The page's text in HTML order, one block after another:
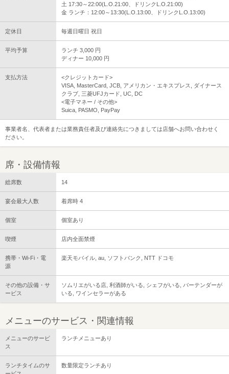
土 17:30～22:00(L.O.21:00、ドリンクL.O.21:00)
金 ランチ：12:00～13:30(L.O.13:00、ドリンクL.O.13:00)
定休日 毎週日曜日 祝日
平均予算
ランチ 3,000 円
ディナー 10,000 円
支払方法
<クレジットカード>
VISA, MasterCard, JCB, アメリカン・エキスプレス, ダイナース
クラブ, 三菱UFJカード, UC, DC
<電子マネー / その他>
Suica, PASMO, PayPay
事業者名、代表者または業務責任者及び連絡先につきましては店舗へお問い合わせく
ださい。
席・設備情報
総席数 14
宴会最大人数 着席時 4
個室 個室あり
喫煙 店内全面禁煙
携帯・Wi-Fi・電
源
楽天モバイル, au, ソフトバンク, NTT ドコモ
その他の設備・サ
ービス
ソムリエがいる店, 利酒師がいる, シェフがいる, バーテンダーが
いる, ワインセラーがある
メニューのサービス・関連情報
メニューのサービ
ス
ランチメニューあり
ランチタイムのサ
数量限定ランチあり